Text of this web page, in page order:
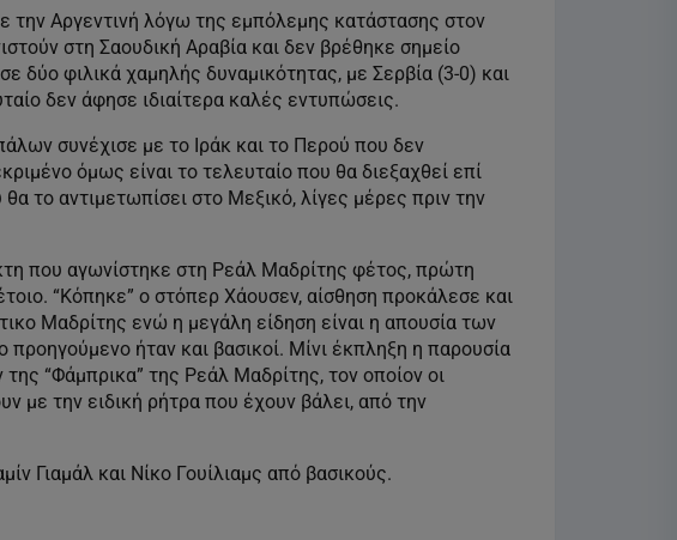
την Αργεντινή λόγω της εμπόλεμης κατάστασης στον
στη Σαουδική Αραβία και δεν βρέθηκε σημείο
δύο φιλικά χαμηλής δυναμικότητας, με Σερβία (3-0) και
δεν άφησε ιδιαίτερα καλές εντυπώσεις.
συνέχισε με το Ιράκ και το Περού που δεν
όμως είναι το τελευταίο που θα διεξαχθεί επί
το αντιμετωπίσει στο Μεξικό, λίγες μέρες πριν την
που αγωνίστηκε στη Ρεάλ Μαδρίτης φέτος, πρώτη
“Κόπηκε” ο στόπερ Χάουσεν, αίσθηση προκάλεσε και
Μαδρίτης ενώ η μεγάλη είδηση είναι η απουσία των
προηγούμενο ήταν και βασικοί. Μίνι έκπληξη η παρουσία
“Φάμπρικα” της Ρεάλ Μαδρίτης, τον οποίον οι
με την ειδική ρήτρα που έχουν βάλει, από την
Γιαμάλ και Νίκο Γουίλιαμς από βασικούς.